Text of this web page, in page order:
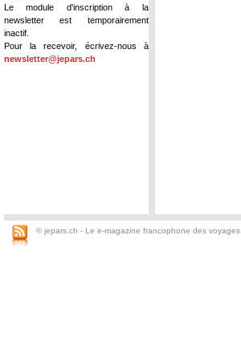
Le module d'inscription à la
newsletter est temporairement
inactif.
Pour la recevoir, écrivez-nous à
newsletter@jepars.ch
© jepars.ch - Le e-magazine francophone des voyages